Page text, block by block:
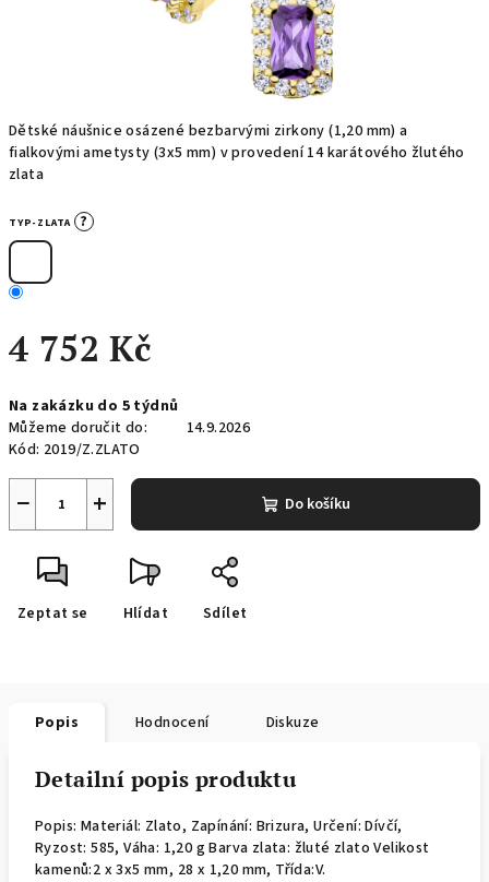
Dětské náušnice osázené bezbarvými zirkony (1,20 mm) a
fialkovými ametysty (3x5 mm) v provedení 14 karátového žlutého
zlata
TYP-ZLATA ?
4 752 Kč
cena:
Na zakázku do 5 týdnů
Můžeme doručit do:
14.9.2026
Kód: 2019/Z.ZLATO
+
− Do košíku
Zeptat se Hlídat Sdílet
Popis Hodnocení Diskuze
Detailní popis produktu
Popis: Materiál: Zlato, Zapínání: Brizura, Určení: Dívčí,
Ryzost: 585, Váha: 1,20 g Barva zlata: žluté zlato Velikost
kamenů:2 x 3x5 mm, 28 x 1,20 mm, Třída:V.